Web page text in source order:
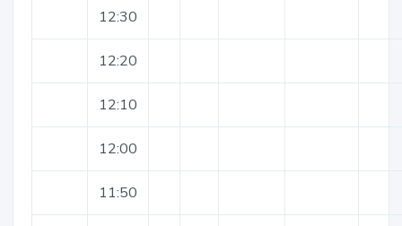
12:30
12:20
12:10
12:00
11:50